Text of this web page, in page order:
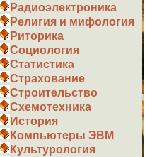
Радиоэлектроника
Религия и мифология
Риторика
Социология
Статистика
Страхование
Строительство
Схемотехника
История
Компьютеры ЭВМ
Культурология